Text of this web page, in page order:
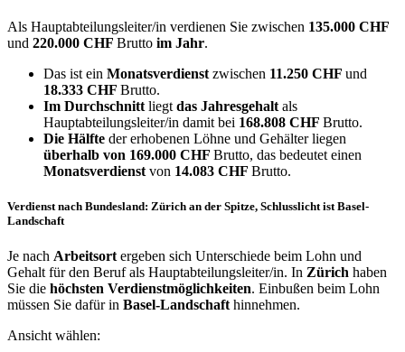
Als Hauptabteilungsleiter/in verdienen Sie zwischen 135.000 CHF
und 220.000 CHF Brutto im Jahr.
Das ist ein Monatsverdienst zwischen 11.250 CHF und
18.333 CHF Brutto.
Im Durchschnitt liegt das Jahresgehalt als
Hauptabteilungsleiter/in damit bei 168.808 CHF Brutto.
Die Hälfte der erhobenen Löhne und Gehälter liegen
überhalb von 169.000 CHF Brutto, das bedeutet einen
Monatsverdienst von 14.083 CHF Brutto.
Verdienst nach Bundesland: Zürich an der Spitze, Schlusslicht ist Basel-
Landschaft
Je nach Arbeitsort ergeben sich Unterschiede beim Lohn und
Gehalt für den Beruf als Hauptabteilungsleiter/in. In Zürich haben
Sie die höchsten Verdienstmöglichkeiten. Einbußen beim Lohn
müssen Sie dafür in Basel-Landschaft hinnehmen.
Ansicht wählen: